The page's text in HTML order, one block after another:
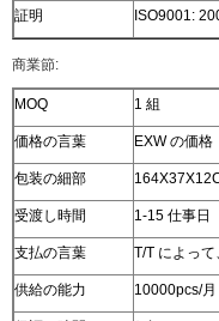
証明 ISO9001:
商業節:
MOQ 1 組
価格の言葉 EXW の価格
包装の細部
受渡し時間 1-15 仕事日
支払の言葉 T/T によっ
供給の能力 10000pcs/月